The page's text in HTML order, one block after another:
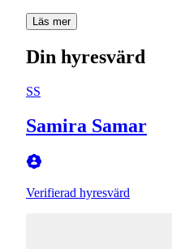
Läs mer
Din hyresvärd
SS
Samira Samar
Verifierad hyresvärd